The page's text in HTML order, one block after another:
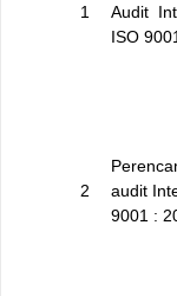
1
Audit
ISO
2
audit
9001 :